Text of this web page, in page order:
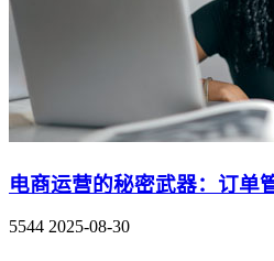
电商运营的秘密武器：订单
5544 2025-08-30